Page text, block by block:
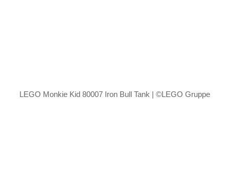
LEGO Monkie Kid 80007 Iron Bull Tank | ©LEGO Gruppe